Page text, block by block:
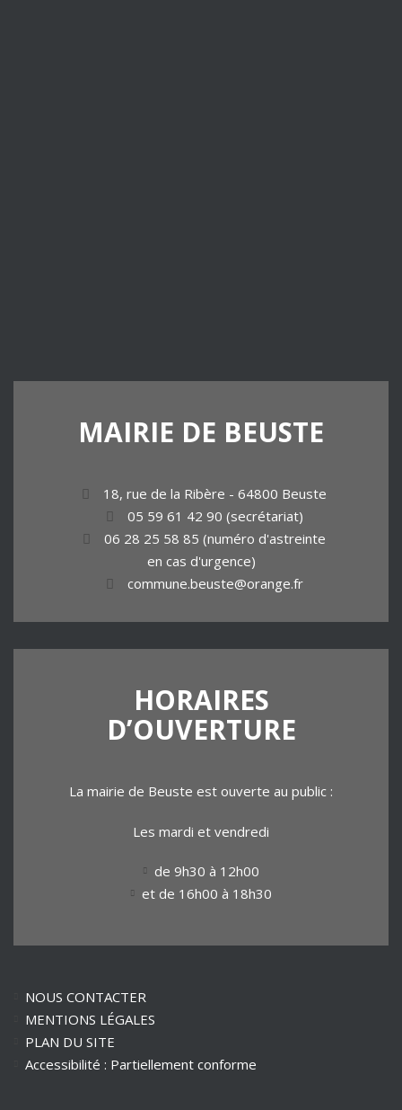
MAIRIE DE BEUSTE
18, rue de la Ribère - 64800 Beuste
05 59 61 42 90 (secrétariat)
06 28 25 58 85 (numéro d'astreinte
en cas d'urgence)
commune.beuste@orange.fr
HORAIRES
D’OUVERTURE
La mairie de Beuste est ouverte au public :
Les mardi et vendredi
de 9h30 à 12h00
et de 16h00 à 18h30
NOUS CONTACTER
MENTIONS LÉGALES
PLAN DU SITE
Accessibilité : Partiellement conforme